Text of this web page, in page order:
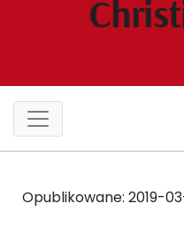
Opublikowane: 2019-